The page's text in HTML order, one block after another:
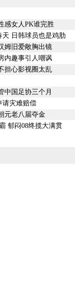
感女人PK谁完胜
日韩球员也是鸡肋
姆旧爱敞胸出镜
内趣事引人嘲讽
担心影视圈太乱
中国足协三个月
请灾难赔偿
元老八届夺金
郁闷08终揽大满贯